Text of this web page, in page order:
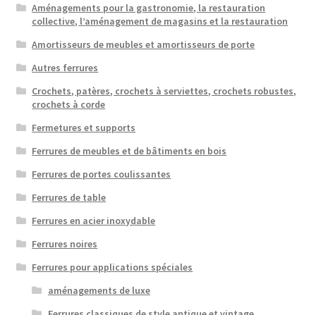
Aménagements pour la gastronomie, la restauration
collective, l’aménagement de magasins et la restauration
Amortisseurs de meubles et amortisseurs de porte
Autres ferrures
Crochets, patères, crochets à serviettes, crochets robustes,
crochets à corde
Fermetures et supports
Ferrures de meubles et de bâtiments en bois
Ferrures de portes coulissantes
Ferrures de table
Ferrures en acier inoxydable
Ferrures noires
Ferrures pour applications spéciales
aménagements de luxe